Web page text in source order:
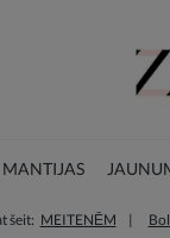
šeit: MEITENĒM